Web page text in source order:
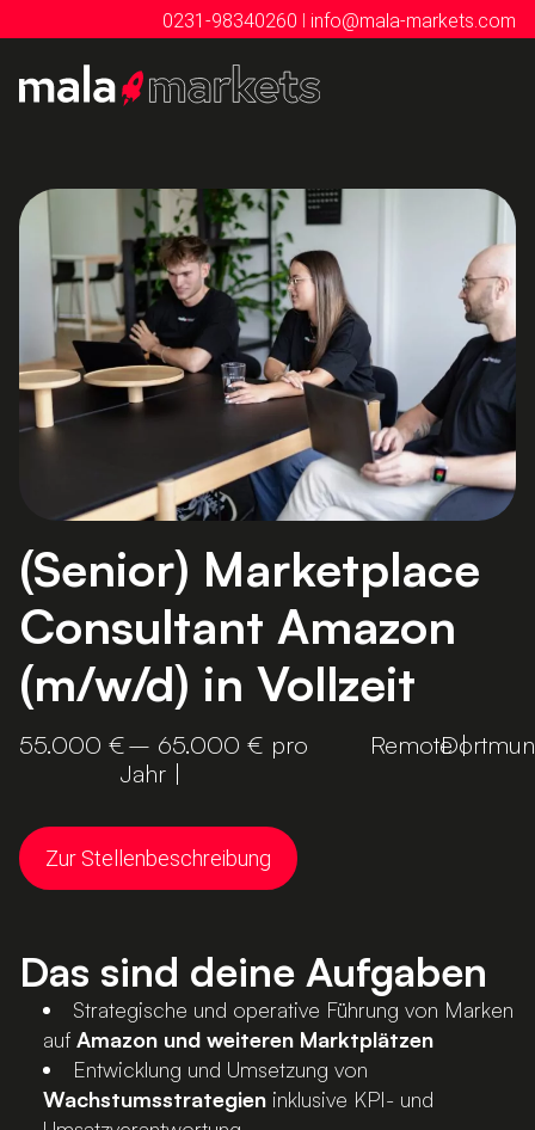
0231-98340260 I info@mala-markets.com
(Senior) Marketplace
Consultant Amazon
(m/w/d) in Vollzeit
55.000 €– 65.000 € pro
Jahr |
Remote |
Zur Stellenbeschreibung
Das sind deine Aufgaben
Strategische und operative Führung von Marken
auf Amazon und weiteren Marktplätzen
Entwicklung und Umsetzung von
Wachstumsstrategien inklusive KPI- und